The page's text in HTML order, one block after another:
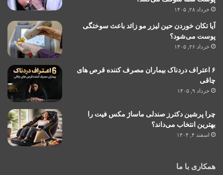
خرداد ۲۸, ۱۴۰۵
آیا تکان خوردن حین لیزر مو زائد باعث سوختگی
پوست می‌شود؟
خرداد ۲۶, ۱۴۰۵
۶ اعتراف دردناک بیماران مصرف کننده قرص های
چاقی
خرداد ۹, ۱۴۰۵
چرا پرشین دکترز صندلی ماساژ مکس فیت را
بهترین انتخاب می‌داند؟
اسفند ۴, ۱۴۰۴
همکاری با ما